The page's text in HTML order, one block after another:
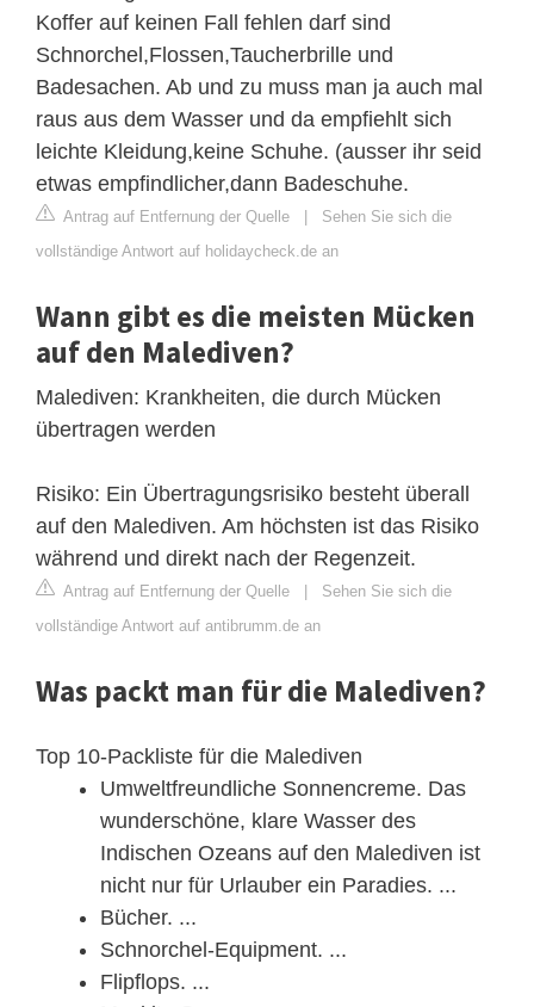
Koffer auf keinen Fall fehlen darf sind
Schnorchel,Flossen,Taucherbrille und
Badesachen. Ab und zu muss man ja auch mal
raus aus dem Wasser und da empfiehlt sich
leichte Kleidung,keine Schuhe. (ausser ihr seid
etwas empfindlicher,dann Badeschuhe.
Antrag auf Entfernung der Quelle | Sehen Sie sich die
vollständige Antwort auf holidaycheck.de an
Wann gibt es die meisten Mücken
auf den Malediven?
Malediven: Krankheiten, die durch Mücken
übertragen werden
Risiko: Ein Übertragungsrisiko besteht überall
auf den Malediven. Am höchsten ist das Risiko
während und direkt nach der Regenzeit.
Antrag auf Entfernung der Quelle | Sehen Sie sich die
vollständige Antwort auf antibrumm.de an
Was packt man für die Malediven?
Top 10-Packliste für die Malediven
Umweltfreundliche Sonnencreme. Das
wunderschöne, klare Wasser des
Indischen Ozeans auf den Malediven ist
nicht nur für Urlauber ein Paradies. ...
Bücher. ...
Schnorchel-Equipment. ...
Flipflops. ...